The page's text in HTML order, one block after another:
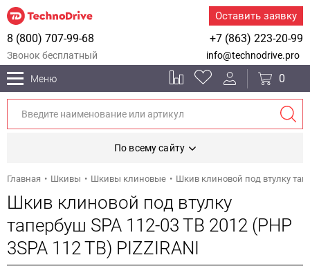
Оставить заявку
+7 (863) 223-20-99
8 (800) 707-99-68
Звонок бесплатный info@technodrive.pro
Меню 0
По всему сайту
Главная Шкивы Шкивы клиновые Шкив клиновой под втулку
Шкив клиновой под втулку
тапербуш SPA 112-03 TB 2012 (PHP
3SPA 112 TB) PIZZIRANI